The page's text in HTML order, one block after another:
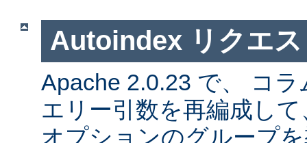
Autoindex リクエ
Apache 2.0.23 で、 コ
エリー引数を再編成し
オプションのグループ